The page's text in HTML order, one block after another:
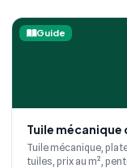
Guide
Tuile mécanique
Tuile mécanique,
tuiles, prix au m²,